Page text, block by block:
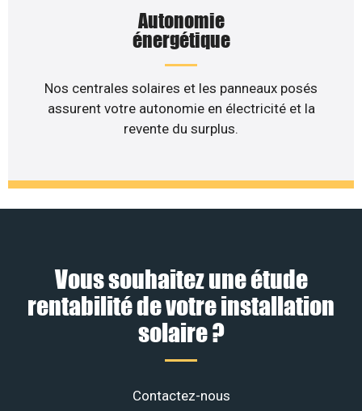
Autonomie
énergétique
Nos centrales solaires et les panneaux posés
assurent votre autonomie en électricité et la
revente du surplus.
Vous souhaitez une étude
rentabilité de votre installation
solaire ?
Contactez-nous